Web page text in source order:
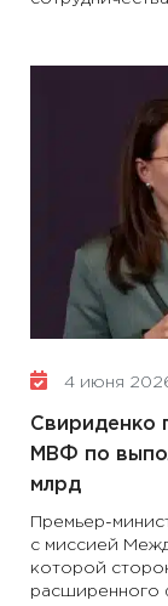
4 июня
Свириденко
МВФ по
млрд
Премьер-
с миссией
которой
расширенного